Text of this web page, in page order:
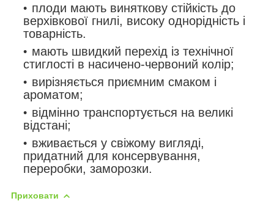
плоди мають виняткову стійкість до
верхівкової гнилі, високу однорідність і
товарність.
мають швидкий перехід із технічної
стиглості в насичено-червоний колір;
вирізняється приємним смаком і
ароматом;
відмінно транспортується на великі
відстані;
вживається у свіжому вигляді,
придатний для консервування,
переробки, заморозки.
Приховати